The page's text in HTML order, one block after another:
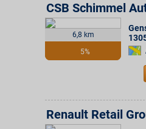
6,8 km
5%
CSB Schimmel